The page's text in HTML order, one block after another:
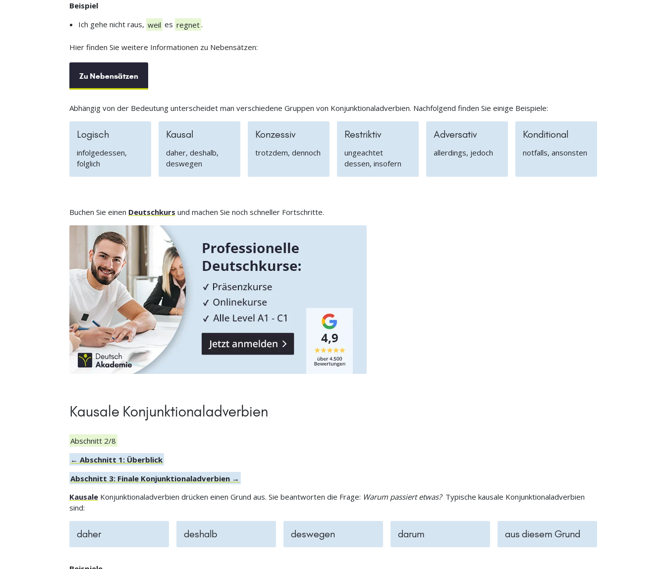
Beispiel
Ich gehe nicht raus, weil es regnet.
Hier finden Sie weitere Informationen zu Nebensätzen:
Zu Nebensätzen
Abhängig von der Bedeutung unterscheidet man verschiedene Gruppen von Konjunktionaladverbien. Nachfolgend finden Sie einige Beispiele:
Logisch
infolgedessen,
folglich
Kausal
daher, deshalb,
deswegen
Konzessiv
trotzdem, dennoch
Restriktiv
ungeachtet
dessen, insofern
Adversativ
allerdings, jedoch
Konditional
notfalls, ansonsten
Buchen Sie einen Deutschkurs und machen Sie noch schneller Fortschritte.
Kausale Konjunktionaladverbien
Abschnitt 2/8
← Abschnitt 1: Überblick
Abschnitt 3: Finale Konjunktionaladverbien →
KausaleKonjunktionaladverbien drücken einen Grund aus. Sie beantworten die Frage: Warum passiert etwas?Typische kausale Konjunktionaladverbien
sind:
daher deshalb deswegen darum aus diesem Grund